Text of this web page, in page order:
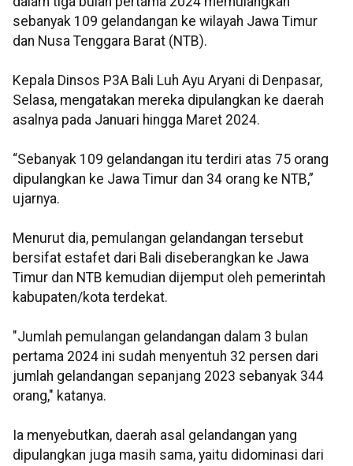
sebanyak 109 gelandangan ke wilayah Jawa Timur
dan Nusa Tenggara Barat (NTB).
Kepala Dinsos P3A Bali Luh Ayu Aryani di Denpasar,
Selasa, mengatakan mereka dipulangkan ke daerah
asalnya pada Januari hingga Maret 2024.
“Sebanyak 109 gelandangan itu terdiri atas 75 orang
dipulangkan ke Jawa Timur dan 34 orang ke NTB,”
ujarnya.
Menurut dia, pemulangan gelandangan tersebut
bersifat estafet dari Bali diseberangkan ke Jawa
Timur dan NTB kemudian dijemput oleh pemerintah
kabupaten/kota terdekat.
"Jumlah pemulangan gelandangan dalam 3 bulan
pertama 2024 ini sudah menyentuh 32 persen dari
jumlah gelandangan sepanjang 2023 sebanyak 344
orang," katanya.
Ia menyebutkan, daerah asal gelandangan yang
dipulangkan juga masih sama, yaitu didominasi dari